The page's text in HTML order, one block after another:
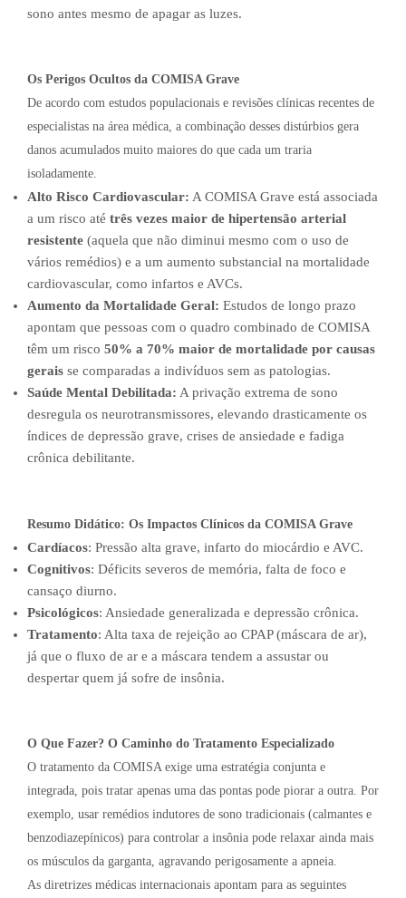
sono antes mesmo de apagar as luzes.
Os Perigos Ocultos da COMISA Grave
De acordo com estudos populacionais e revisões clínicas recentes de
especialistas na área médica, a combinação desses distúrbios gera
danos acumulados muito maiores do que cada um traria
isoladamente.
Alto Risco Cardiovascular: A COMISA Grave está associada
a um risco até três vezes maior de hipertensão arterial
resistente (aquela que não diminui mesmo com o uso de
vários remédios) e a um aumento substancial na mortalidade
cardiovascular, como infartos e AVCs.
Aumento da Mortalidade Geral: Estudos de longo prazo
apontam que pessoas com o quadro combinado de COMISA
têm um risco 50% a 70% maior de mortalidade por causas
gerais se comparadas a indivíduos sem as patologias.
Saúde Mental Debilitada: A privação extrema de sono
desregula os neurotransmissores, elevando drasticamente os
índices de depressão grave, crises de ansiedade e fadiga
crônica debilitante.
Resumo Didático: Os Impactos Clínicos da COMISA Grave
Cardíacos: Pressão alta grave, infarto do miocárdio e AVC.
Cognitivos: Déficits severos de memória, falta de foco e
cansaço diurno.
Psicológicos: Ansiedade generalizada e depressão crônica.
Tratamento: Alta taxa de rejeição ao CPAP (máscara de ar),
já que o fluxo de ar e a máscara tendem a assustar ou
despertar quem já sofre de insônia.
O Que Fazer? O Caminho do Tratamento Especializado
O tratamento da COMISA exige uma estratégia conjunta e
integrada, pois tratar apenas uma das pontas pode piorar a outra. Por
exemplo, usar remédios indutores de sono tradicionais (calmantes e
benzodiazepínicos) para controlar a insônia pode relaxar ainda mais
os músculos da garganta, agravando perigosamente a apneia.
As diretrizes médicas internacionais apontam para as seguintes